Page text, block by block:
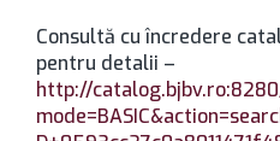
Consultă cu încredere
pentru detalii –
http://